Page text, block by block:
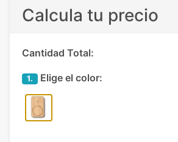
Calcula tu precio
Cantidad Total:
1. Elige el color: